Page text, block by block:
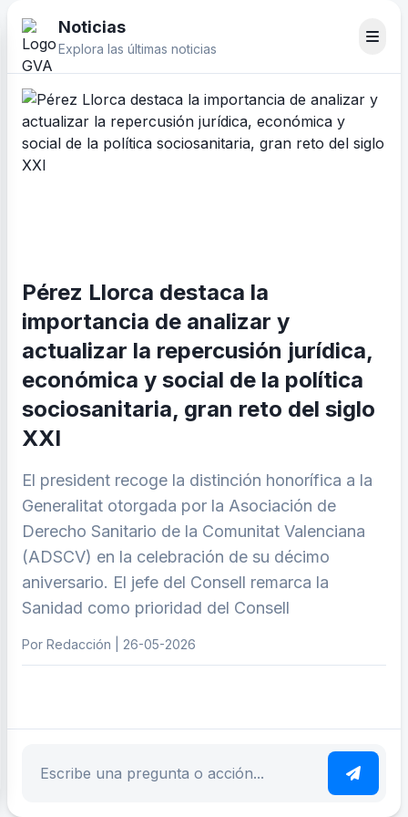
Noticias
Explora las últimas noticias
Pérez Llorca destaca la
importancia de analizar y
actualizar la repercusión jurídica,
económica y social de la política
sociosanitaria, gran reto del siglo
XXI
El president recoge la distinción honorífica a la
Generalitat otorgada por la Asociación de
Derecho Sanitario de la Comunitat Valenciana
(ADSCV) en la celebración de su décimo
aniversario. El jefe del Consell remarca la
Sanidad como prioridad del Consell
Por Redacción | 26-05-2026
Escribe tu pregunta